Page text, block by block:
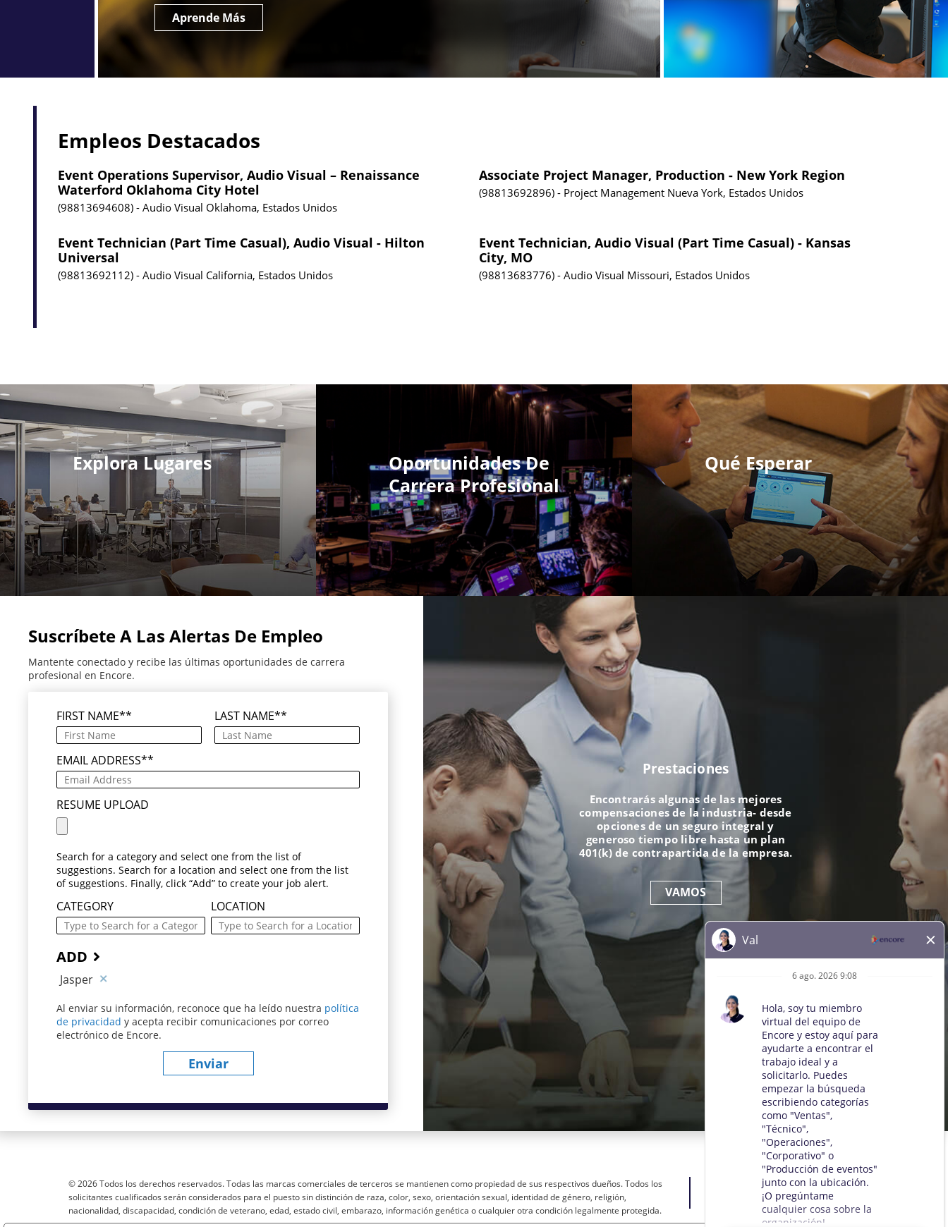
Aprende Más
Empleos Destacados
Event Operations Supervisor, Audio Visual – Renaissance
Waterford Oklahoma City Hotel
98813694608 Audio Visual Oklahoma, Estados Unidos
Associate Project Manager, Production - New York Region
98813692896 Project Management Nueva York, Estados Unidos
Event Technician (Part Time Casual), Audio Visual - Hilton
Universal
98813692112 Audio Visual California, Estados Unidos
Event Technician, Audio Visual (Part Time Casual) - Kansas
City, MO
98813683776 Audio Visual Missouri, Estados Unidos
Explora Lugares
Oportunidades De
Carrera Profesional
Qué Esperar
Suscríbete A Las Alertas De Empleo
Mantente conectado y recibe las últimas oportunidades de carrera
profesional en Encore.
FIRST NAME* LAST NAME*
EMAIL ADDRESS*
RESUME UPLOAD
Search for a category and select one from the list of
suggestions. Search for a location and select one from the list
of suggestions. Finally, click “Add” to create your job alert.
CATEGORY LOCATION
ADD
Jasper
Al enviar su información, reconoce que ha leído nuestra política
de privacidad (este contenido se abre en una nueva ventana)
y acepta recibir comunicaciones por correo
electrónico de Encore.
Enviar
Prestaciones
Encontrarás algunas de las mejores
compensaciones de la industria- desde
opciones de un seguro integral y
generoso tiempo libre hasta un plan
401(k) de contrapartida de la empresa.
VAMOS
© 2026 Todos los derechos reservados. Todas las marcas comerciales de terceros se mantienen como propiedad de sus respectivos dueños. Todos los
solicitantes cualificados serán considerados para el puesto sin distinción de raza, color, sexo, orientación sexual, identidad de género, religión,
nacionalidad, discapacidad, condición de veterano, edad, estado civil, embarazo, información genética o cualquier otra condición legalmente protegida.